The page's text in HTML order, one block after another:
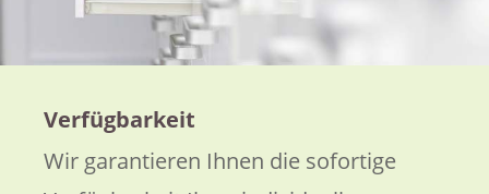
Verfügbarkeit
Wir garantieren Ihnen die sofortige